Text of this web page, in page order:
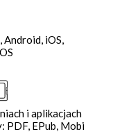
Android, iOS,
i aplikacjach
PDF, EPub, Mobi